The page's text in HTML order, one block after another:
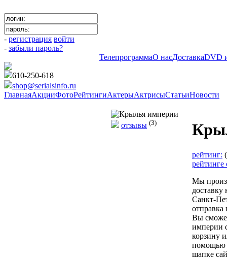
- регистрация войти
- забыли пароль?
ТелепрограммаО насДоставкаDVD
610-250-618
shop@serialsinfo.ru
ГлавнаяАкцииФотоРейтингиАктерыАктрисыСтатьиНовости
отзывы (3)
рейтинг:
рейтинге
Мы
Санкт-
Вы
империи
корзину
помощью
шапке